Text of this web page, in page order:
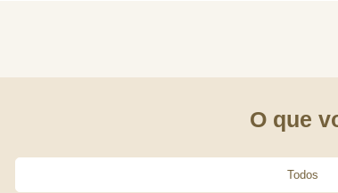
O que